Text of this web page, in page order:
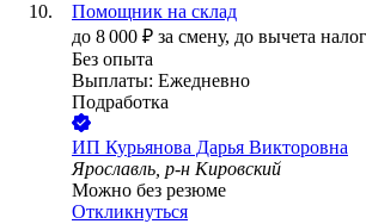
Помощник на склад
до 8 000 ₽ за смену, до вычета
Без опыта
Выплаты: Ежедневно
Подработка
ИП Курьянова Дарья Викторовна
Ярославль, р-н Кировский
Можно без резюме
Откликнуться